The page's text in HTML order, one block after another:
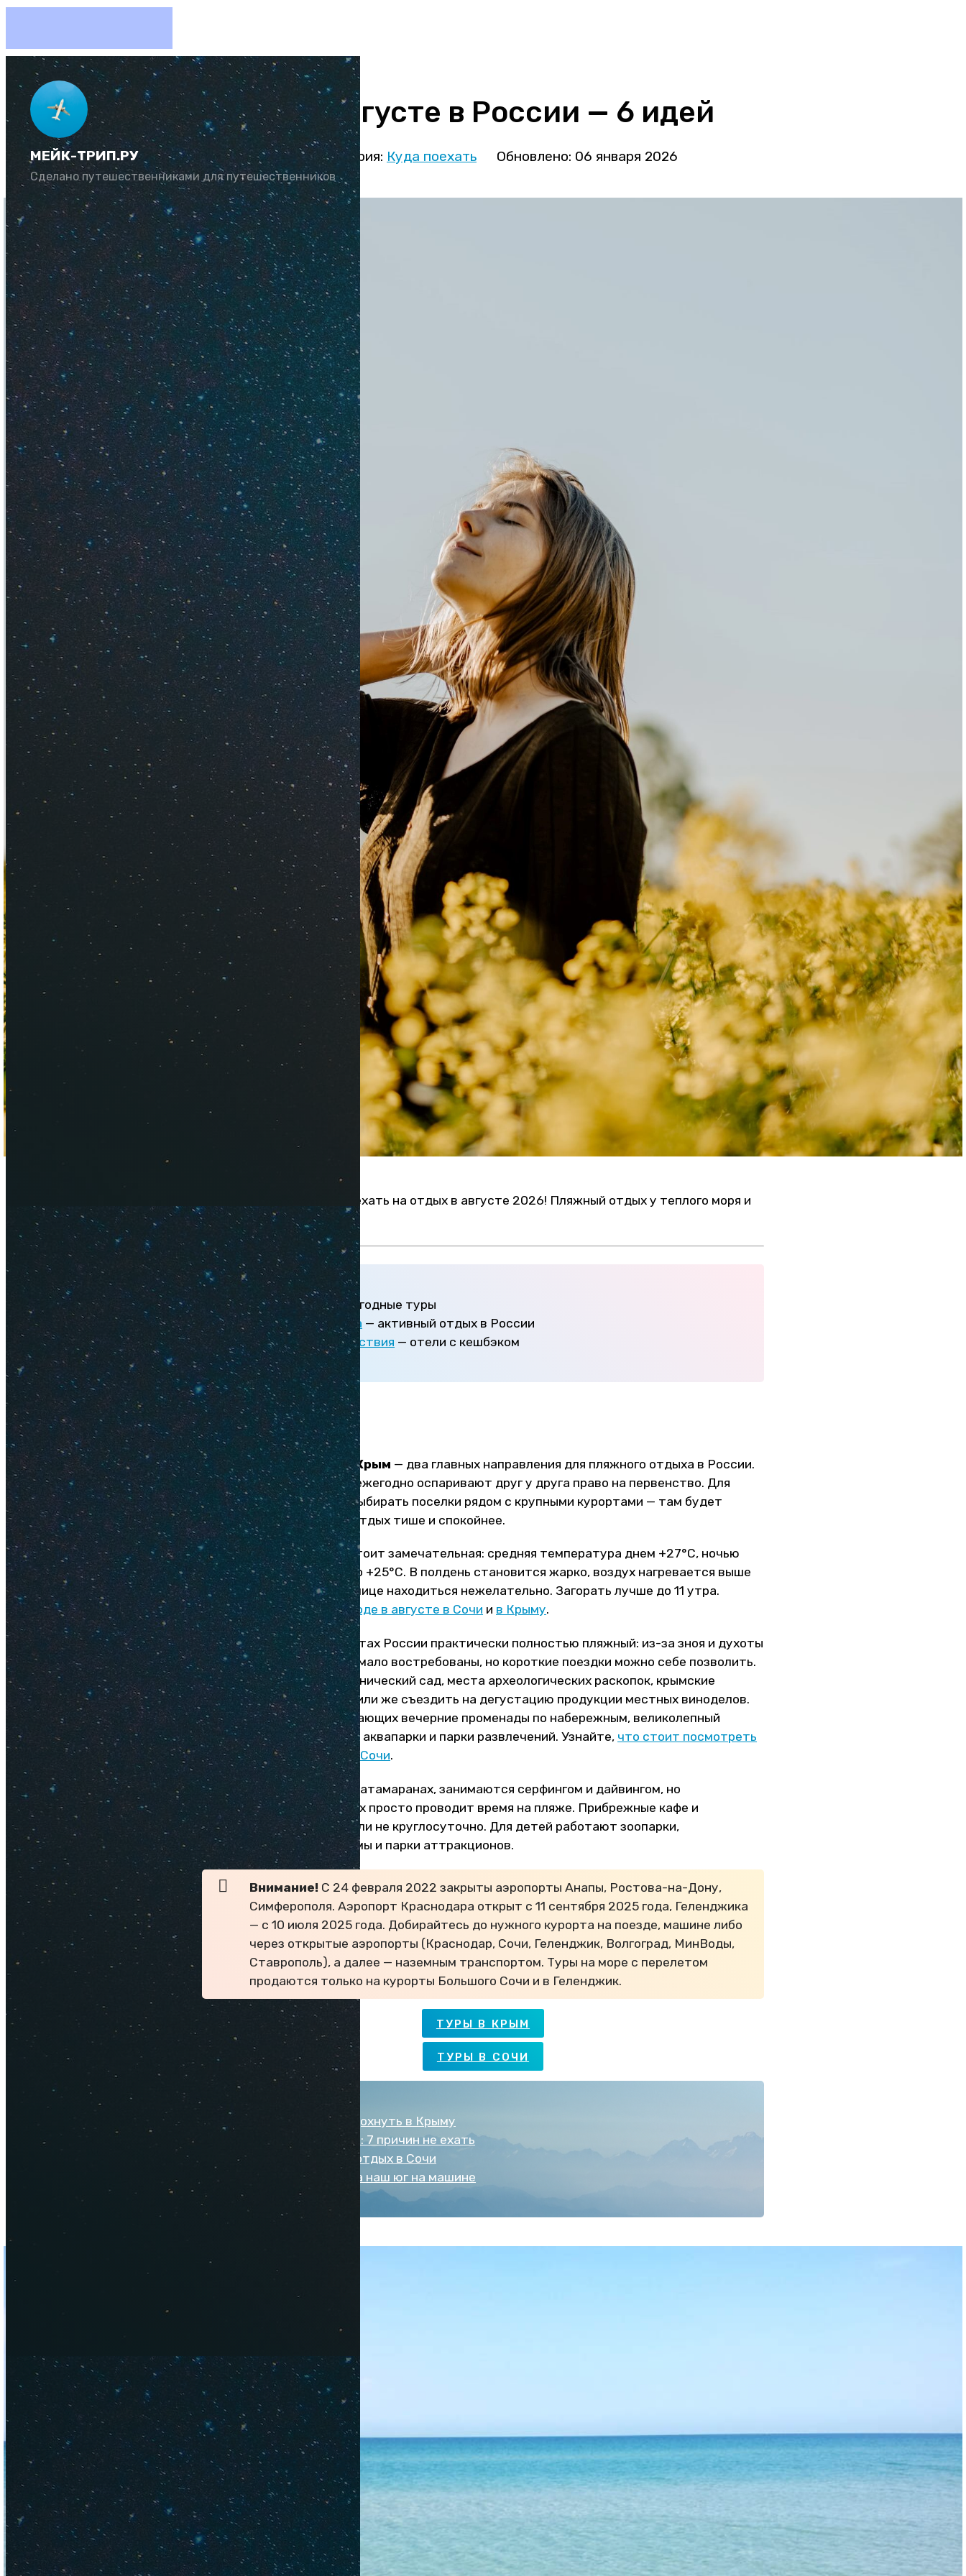
МЕЙК-ТРИП.РУ
Сделано путешественниками для путешественников
Отдых в августе в России — 6 идей
Автор: Искра Категория: Куда поехать Обновлено: 06 января 2026
Выясняем, куда стоит поехать на отдых в августе 2026! Пляжный отдых у теплого моря и
не только.
Травелата — выгодные туры
Большая страна — активный отдых в России
Яндекс.Путешествия — отели с кешбэком
Черное море
Краснодарский край и Крым — два главных направления для пляжного отдыха в России.
Лучшие курорты страны ежегодно оспаривают друг у друга право на первенство. Для
отдыха с детьми лучше выбирать поселки рядом с крупными курортами — там будет
меньше туристов, а сам отдых тише и спокойнее.
Погода на Черном море стоит замечательная: средняя температура днем +27°С, ночью
+19°С, море прогрелось до +25°С. В полдень становится жарко, воздух нагревается выше
+30°С, и в это время на улице находиться нежелательно. Загорать лучше до 11 утра.
Читайте подробнее опогоде в августе в Сочи и в Крыму.
В августе отдых на курортах России практически полностью пляжный: из-за зноя и духоты
многочасовые экскурсии мало востребованы, но короткие поездки можно себе позволить.
Например, посетить ботанический сад, места археологических раскопок, крымские
дворцы, пещеры и музеи, или же съездить на дегустацию продукции местных виноделов.
Очень популярны у отдыхающих вечерние променады по набережным, великолепный
Олимпийский парк в Сочи, аквапарки и парки развлечений. Узнайте, что стоит посмотреть
в Крыму и куда сходить в Сочи.
Некоторые катаются на катамаранах, занимаются серфингом и дайвингом, но
большинство отдыхающих просто проводит время на пляже. Прибрежные кафе и
дискотеки открыты чуть ли не круглосуточно. Для детей работают зоопарки,
дельфинариумы, аквариумы и парки аттракционов.
Внимание! С 24 февраля 2022 закрыты аэропорты Анапы, Ростова-на-Дону,
Симферополя. Аэропорт Краснодара открыт с 11 сентября 2025 года, Геленджика
— с 10 июля 2025 года. Добирайтесь до нужного курорта на поезде, машине либо
через открытые аэропорты (Краснодар, Сочи, Геленджик, Волгоград, МинВоды,
Ставрополь), а далее — наземным транспортом. Туры на море с перелетом
продаются только на курорты Большого Сочи и в Геленджик.
ТУРЫ В КРЫМ
ТУРЫ В СОЧИ
Как дешево отдохнуть в Крыму
Стрёмный Крым: 7 причин не ехать
Сколько стоит отдых в Сочи
Как съездить на наш юг на машине